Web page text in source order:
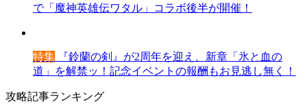
で「魔神英雄伝ワタル」コラボ後半が開催！
特集 『鈴蘭の剣』が2周年を迎え、新章「氷と血の
道」を解禁ッ！記念イベントの報酬もお見逃し無く！
攻略記事ランキング